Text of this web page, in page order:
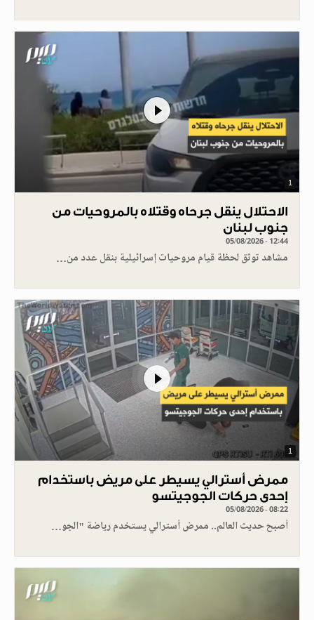
1
الاحتلال ينقل جرحاه وقتلاه بالمروحيات من
جنوب لبنان
05/08/2026 - 12:44
مشاهد توثق لحظة قيام مروحيات إسرائيلية بنقل عدد من…
1
ممرض أسترالي يسيطر على مريض باستخدام
إحدى حركات الجوجيتسو
05/08/2026 - 08:22
أصبح حديث العالم.. ممرض أسترالي يستخدم رياضة "الجو…